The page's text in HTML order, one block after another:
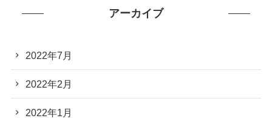
アーカイブ
2022年7月
2022年2月
2022年1月